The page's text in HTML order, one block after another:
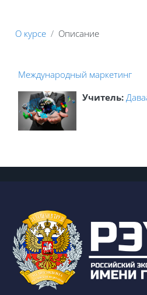
О курсе Описание
Международный маркетинг
Учитель: